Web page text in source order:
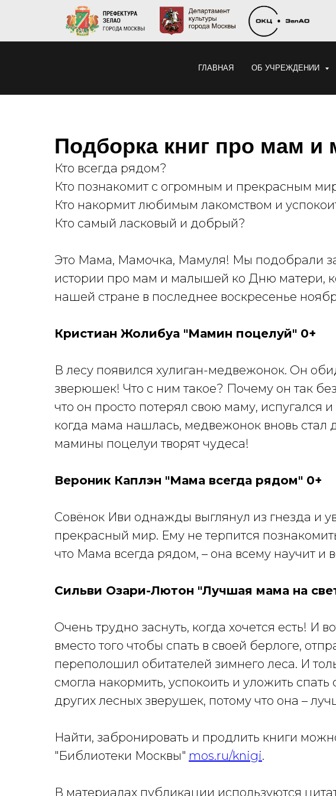
ГЛАВНАЯ ОБ УЧРЕЖДЕНИИ
Подборка книг про мам
Кто всегда рядом?
Кто познакомит с огромным и прекрасным
Кто накормит любимым лакомством и
Кто самый ласковый и добрый?
Это Мама, Мамочка, Мамуля! Мы подобрали
истории про мам и малышей ко Дню матери,
нашей стране в последнее воскресенье
Кристиан Жолибуа "Мамин поцелуй" 0+
В лесу появился хулиган-медвежонок. Он
зверюшек! Что с ним такое? Почему он так
что он просто потерял свою маму, испугался
когда мама нашлась, медвежонок вновь стал
мамины поцелуи творят чудеса!
Вероник Каплэн "Мама всегда рядом" 0+
Совёнок Иви однажды выглянул из гнезда и
прекрасный мир. Ему не терпится
что Мама всегда рядом, – она всему научит и
Сильви Озари-Лютон "Лучшая мама на
Очень трудно заснуть, когда хочется есть! И
вместо того чтобы спать в своей берлоге,
переполошил обитателей зимнего леса. И
смогла накормить, успокоить и уложить спать
других лесных зверушек, потому что она –
Найти, забронировать и продлить книги
"Библиотеки Москвы" mos.ru/knigi.
В материалах публикации используются